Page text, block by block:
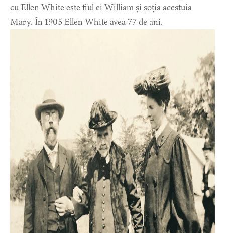
cu Ellen White este fiul ei William și soția acestuia
Mary. În 1905 Ellen White avea 77 de ani.